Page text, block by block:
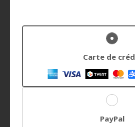
Carte de
PayPal